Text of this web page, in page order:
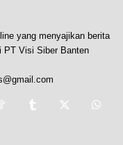
yang menyajikan berita
PT Visi Siber Banten